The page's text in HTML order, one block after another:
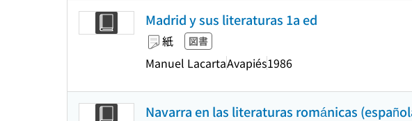
Madrid y sus literaturas 1a ed
紙 図書
Manuel LacartaAvapiés1986
Navarra en las literaturas románicas